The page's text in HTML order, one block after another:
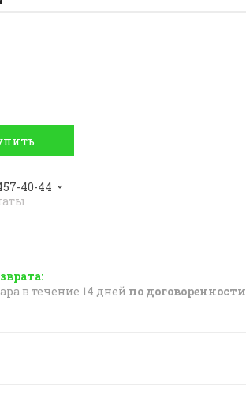
40-44
в течение 14 дней по договоренности